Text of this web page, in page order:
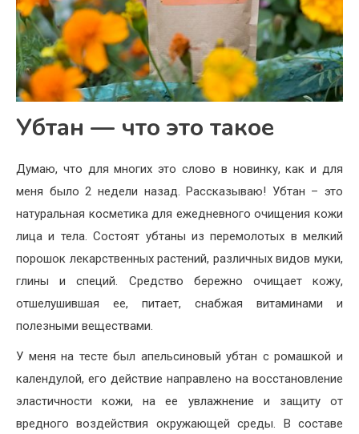
Убтан — что это такое
Думаю, что для многих это слово в новинку, как и для
меня было 2 недели назад. Рассказываю! Убтан – это
натуральная косметика для ежедневного очищения кожи
лица и тела. Состоят убтаны из перемолотых в мелкий
порошок лекарственных растений, различных видов муки,
глины и специй. Средство бережно очищает кожу,
отшелушившая ее, питает, снабжая витаминами и
полезными веществами.
У меня на тесте был апельсиновый убтан с ромашкой и
календулой, его действие направлено на восстановление
эластичности кожи, на ее увлажнение и защиту от
вредного воздействия окружающей среды. В составе